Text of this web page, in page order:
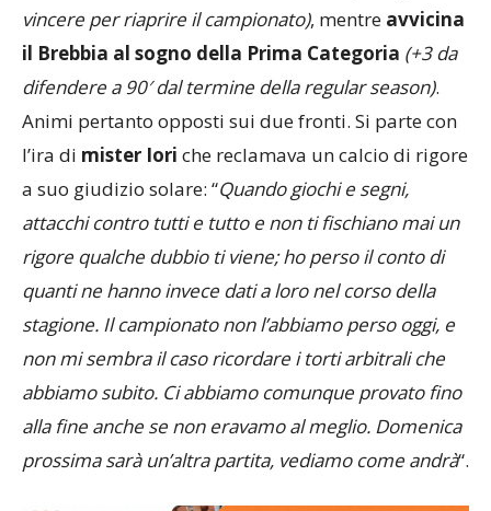
vincere per riaprire il campionato), mentre avvicina
il Brebbia al sogno della Prima Categoria (+3 da
difendere a 90′ dal termine della regular season).
Animi pertanto opposti sui due fronti. Si parte con
l’ira di mister Iori che reclamava un calcio di rigore
a suo giudizio solare: “Quando giochi e segni,
attacchi contro tutti e tutto e non ti fischiano mai un
rigore qualche dubbio ti viene; ho perso il conto di
quanti ne hanno invece dati a loro nel corso della
stagione. Il campionato non l’abbiamo perso oggi, e
non mi sembra il caso ricordare i torti arbitrali che
abbiamo subito. Ci abbiamo comunque provato fino
alla fine anche se non eravamo al meglio. Domenica
prossima sarà un’altra partita, vediamo come andrà“.